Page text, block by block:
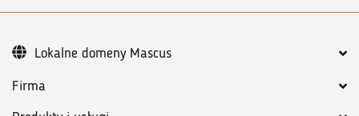
Firma
Lokalne domeny Mascus